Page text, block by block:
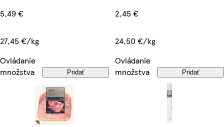
5,49 €
27,45 €/kg
Ovládanie
množstva
Pridať
2,45 €
24,50 €/kg
Ovládanie
množstva
Pridať